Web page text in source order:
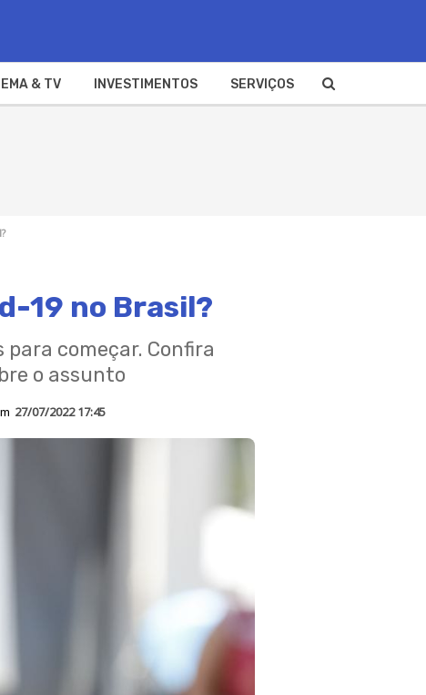
& TV INVESTIMENTOS SERVIÇOS
19 no Brasil?
começar. Confira
o assunto
27/07/2022 17:45